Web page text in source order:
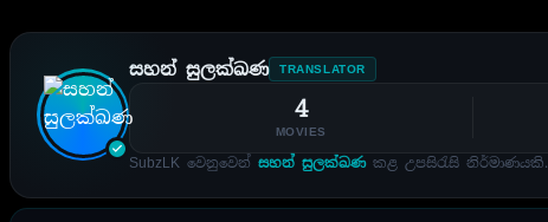
සහන් සුලක්ඛණ TRANSLATOR
4
MOVIES
SubzLK වෙනුවෙන් සහන් සුලක්ඛණකළ උපසිරැසි නිර්මාණයකි.